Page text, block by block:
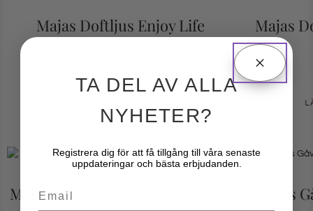
Majas Doftljus Enjoy Life
Sparkling Lemon 200g
Majas
Majas Doftljus Fresh Linen 200g Majas
TA DEL AV ALLA
NYHETER?
Registrera dig för att få tillgång till våra senaste
uppdateringar och bästa erbjudanden.
Email